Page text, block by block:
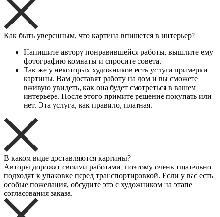
Как быть уверенным, что картина впишется в интерьер?
Напишите автору понравившейся работы, вышлите ему
фотографию комнаты и спросите совета.
Так же у некоторых художников есть услуга примерки
картины. Вам доставят работу на дом и вы сможете
вживую увидеть, как она будет смотреться в вашем
интерьере. После этого примите решение покупать или
нет. Эта услуга, как правило, платная.
В каком виде доставляются картины?
Авторы дорожат своими работами, поэтому очень тщательно
подходят к упаковке перед транспортировкой. Если у вас есть
особые пожелания, обсудите это с художником на этапе
согласования заказа.